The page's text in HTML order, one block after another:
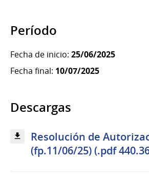
Período
Fecha de inicio: 25/06/2025
Fecha final: 10/07/2025
Descargas
Resolución de
(fp.11/06/25) (.pdf